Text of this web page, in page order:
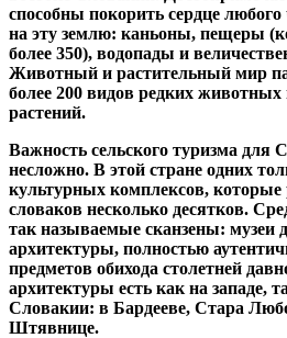
способны покорить сердце
на эту землю: каньоны, пещеры
более 350), водопады и
Животный и растительный мир
более 200 видов редких животных
растений.
Важность сельского туризма для
несложно. В этой стране одних
культурных комплексов,
словаков несколько десятков.
так называемые сканзены: музеи
архитектуры, полностью
предметов обихода столетней
архитектуры есть как на западе,
Словакии: в Бардееве, Стара
Штявнице.